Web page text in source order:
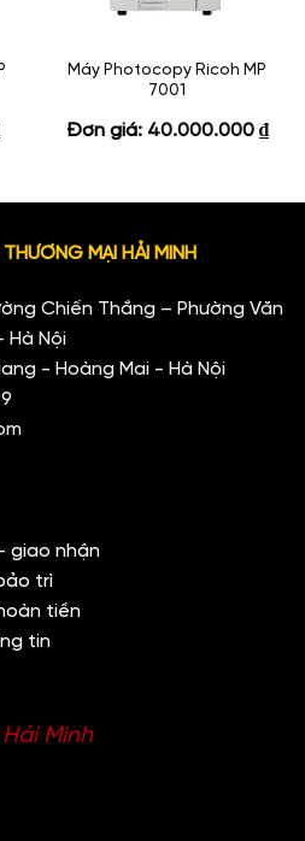
Máy Photocopy Ricoh MP
7001
Đơn giá: 40.000.000 ₫
MẠI HẢI MINH
Chiến Thắng – Phường Văn
Hà Nội
- Hoàng Mai - Hà Nội
giao nhận
trì
tiền
tin
Minh